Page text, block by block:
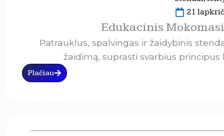
21
Edukacinis
Patrauklus, spalvingas ir žaidybinis
žaidimą, suprasti svarbius
Plačiau